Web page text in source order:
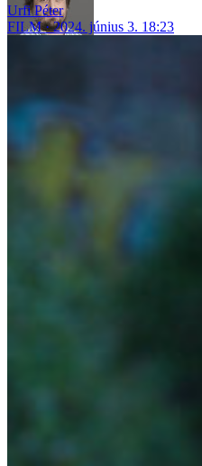
Urfi Péter
FILM
2024. június 3. 18:23